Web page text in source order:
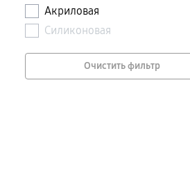
Акриловая
Силиконовая
Очистить фильтр